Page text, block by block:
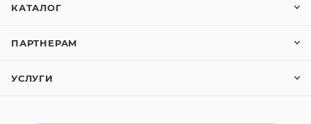
КАТАЛОГ
ПАРТНЕРАМ
УСЛУГИ